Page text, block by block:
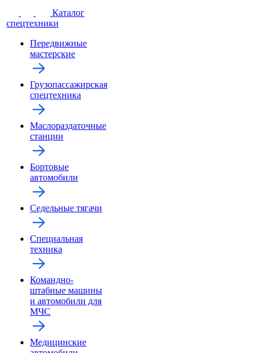
Каталог
спецтехники
Передвижные
мастерские
Грузопассажирская
спецтехника
Маслораздаточные
станции
Бортовые
автомобили
Седельные тягачи
Специальная
техника
Командно-
штабные машины
и автомобили для
МЧС
Медицинские